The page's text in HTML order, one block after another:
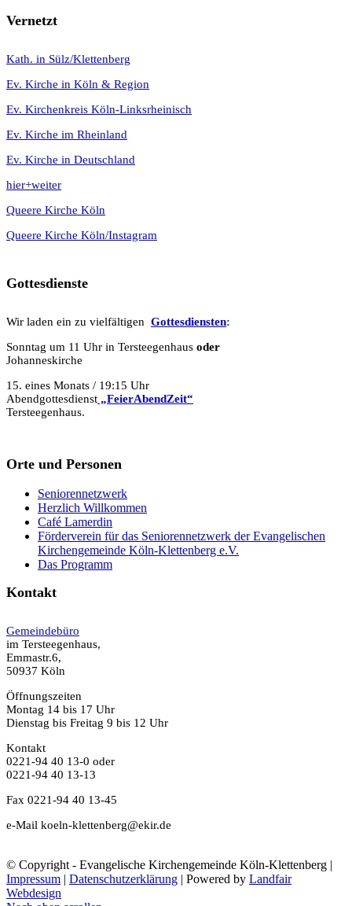
Vernetzt
Kath. in Sülz/Klettenberg
Ev. Kirche in Köln & Region
Ev. Kirchenkreis Köln-Linksrheinisch
Ev. Kirche im Rheinland
Ev. Kirche in Deutschland
hier+weiter
Queere Kirche Köln
Queere Kirche Köln/Instagram
Gottesdienste
Wir laden ein zu vielfältigen Gottesdiensten:
Sonntag um 11 Uhr in Tersteegenhaus oder
Johanneskirche
15. eines Monats / 19:15 Uhr
Abendgottesdienst „FeierAbendZeit“
Tersteegenhaus.
Orte und Personen
Seniorennetzwerk
Herzlich Willkommen
Café Lamerdin
Förderverein für das Seniorennetzwerk der Evangelischen
Kirchengemeinde Köln-Klettenberg e.V.
Das Programm
Kontakt
Gemeindebüro
im Tersteegenhaus,
Emmastr.6,
50937 Köln
Öffnungszeiten
Montag 14 bis 17 Uhr
Dienstag bis Freitag 9 bis 12 Uhr
Kontakt
0221-94 40 13-0 oder
0221-94 40 13-13
Fax 0221-94 40 13-45
e-Mail koeln-klettenberg@ekir.de
© Copyright - Evangelische Kirchengemeinde Köln-Klettenberg |
Impressum | Datenschutzerklärung | Powered by Landfair
Webdesign